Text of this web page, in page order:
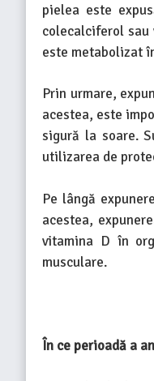
pielea este
colecalciferol
este metabolizat
Prin urmare,
acestea, este
sigură la soare.
utilizarea de
Pe lângă
acestea,
vitamina D în
musculare.
În ce perioadă a